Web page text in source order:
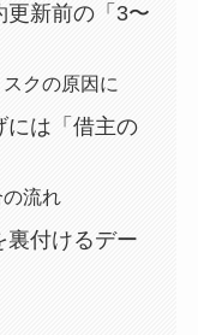
更新前の「3〜
クの原因に
には「借主の
流れ
裏付けるデー